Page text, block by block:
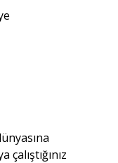
çalıştığınız